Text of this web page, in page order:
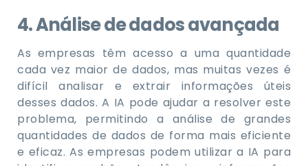
4. Análise de dados avançada
As empresas têm acesso a uma quantidade
cada vez maior de dados, mas muitas vezes é
difícil analisar e extrair informações úteis
desses dados. A IA pode ajudar a resolver este
problema, permitindo a análise de grandes
quantidades de dados de forma mais eficiente
e eficaz. As empresas podem utilizar a IA para